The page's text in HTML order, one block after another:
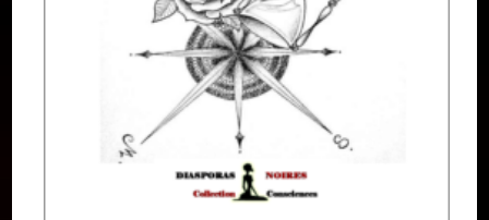
Publier un livre
Formation en Édition Numérique
Les ateliers d’écriture littéraire